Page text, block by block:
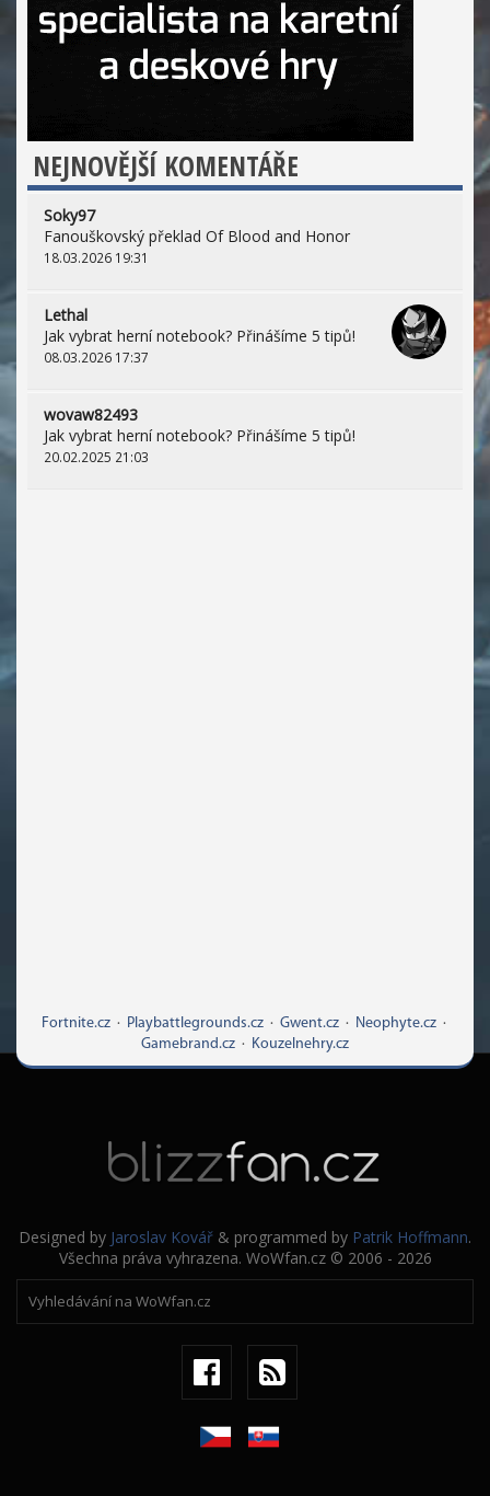
NEJNOVĚJŠÍ KOMENTÁŘE
Soky97
Fanouškovský překlad Of Blood and Honor
18.03.2026 19:31
Lethal
Jak vybrat herní notebook? Přinášíme 5 tipů!
08.03.2026 17:37
wovaw82493
Jak vybrat herní notebook? Přinášíme 5 tipů!
20.02.2025 21:03
Fortnite.cz· Playbattlegrounds.cz· Gwent.cz· Neophyte.cz·
Gamebrand.cz · Kouzelnehry.cz
Designed by Jaroslav Kovář & programmed by Patrik Hoffmann.
Všechna práva vyhrazena. WoWfan.cz © 2006 - 2026